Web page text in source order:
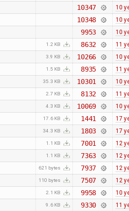
10347 10
10348 10
9953 10
1.2 KB 8632 11
3.9 KB 10266 10
1.5 KB 8935 11
35.3 KB 10301 10
2.7 KB 8132 11
4.3 KB 10069 10
17.6 KB 1441 17
34.3 KB 1803 17
1.1 KB 7001 12
1.1 KB 7363 12
621 bytes 7937 12
110 bytes 7507 12
2.1 KB 9958 10
9.6 KB 9330 11